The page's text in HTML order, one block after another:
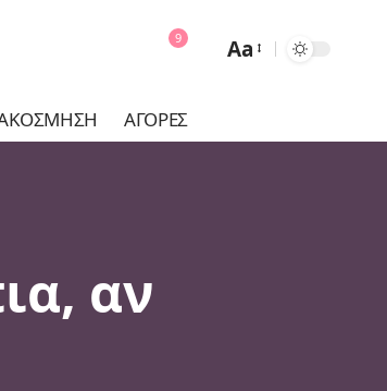
9
Font
Aa
ΑΓΟΡΈΣ
αν